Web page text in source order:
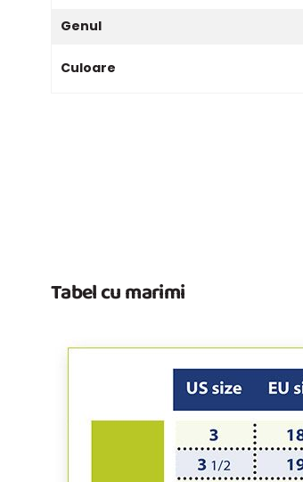
Genul
Culoare
Tabel cu marimi